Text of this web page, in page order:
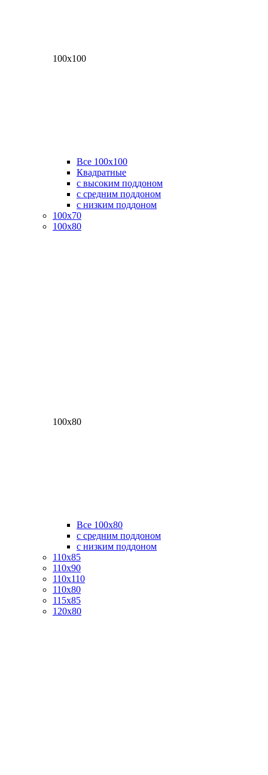
100х100
Все 100х100
Квадратные
с высоким поддоном
с средним поддоном
с низким поддоном
100х70
100х80
100х80
Все 100х80
с средним поддоном
с низким поддоном
110х85
110х90
110х110
110х80
115х85
120х80